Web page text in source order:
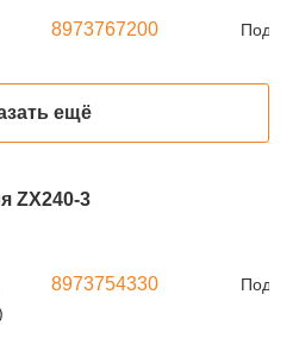
8973767200 Под
ещё
ZX240-3
8973754330 Под